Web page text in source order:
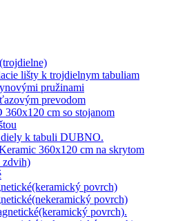
lišty k trojdielnym tabuliam
pružinami
prevodom
cm so stojanom
diely k tabuli DUBNO.
360x120 cm na skrytom
zdvih)
povrch)
povrch)
povrch).